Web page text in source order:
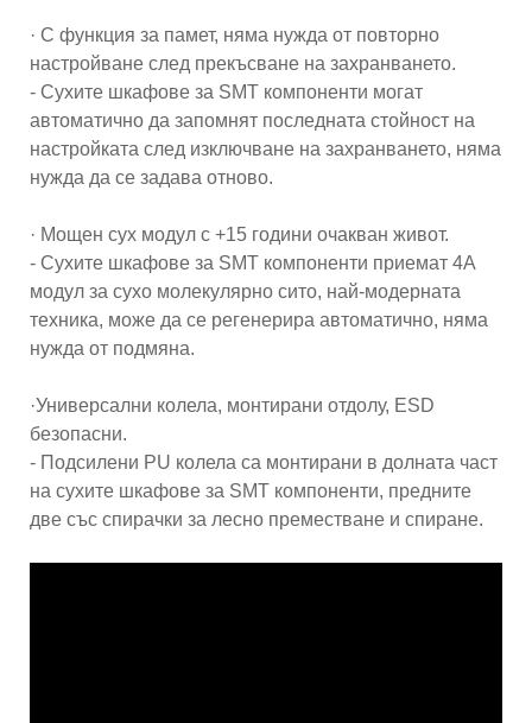
· С функция за памет, няма нужда от повторно
настройване след прекъсване на захранването.
- Сухите шкафове за SMT компоненти могат
автоматично да запомнят последната стойност на
настройката след изключване на захранването, няма
нужда да се задава отново.
· Мощен сух модул с +15 години очакван живот.
- Сухите шкафове за SMT компоненти приемат 4A
модул за сухо молекулярно сито, най-модерната
техника, може да се регенерира автоматично, няма
нужда от подмяна.
·Универсални колела, монтирани отдолу, ESD
безопасни.
- Подсилени PU колела са монтирани в долната част
на сухите шкафове за SMT компоненти, предните
две със спирачки за лесно преместване и спиране.